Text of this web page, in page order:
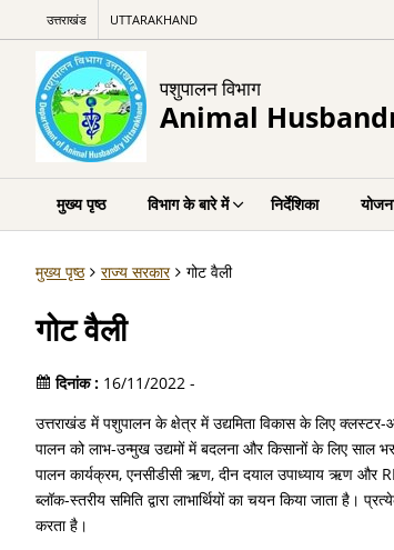
उत्तराखंड UTTARAKHAND
पशुपालन विभाग
Animal
मुख्य पृष्ठ विभाग के बारे में निर्देशिका
मुख्य पृष्ठ राज्य सरकार गोट वैली
गोट वैली
दिनांक : 16/11/2022 -
उत्तराखंड में पशुपालन के क्षेत्र में उद्यमिता विकास के लिए
पालन को लाभ-उन्मुख उद्यमों में बदलना और किसानों के लिए साल
पालन कार्यक्रम, एनसीडीसी ऋण, दीन दयाल उपाध्याय ऋण
ब्लॉक-स्तरीय समिति द्वारा लाभार्थियों का चयन किया जाता
करता है।